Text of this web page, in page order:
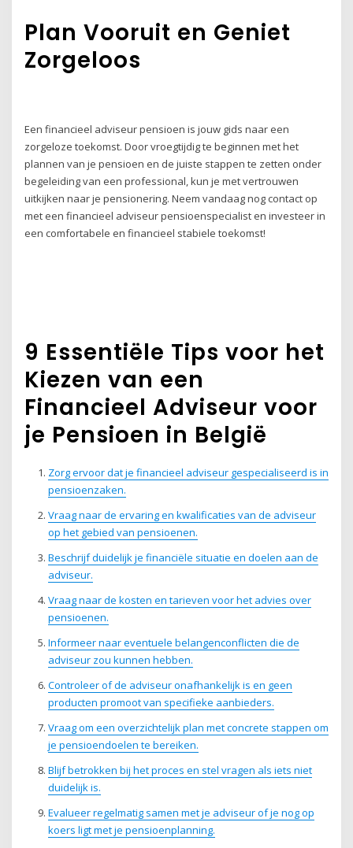
Plan Vooruit en Geniet
Zorgeloos
Een financieel adviseur pensioen is jouw gids naar een
zorgeloze toekomst. Door vroegtijdig te beginnen met het
plannen van je pensioen en de juiste stappen te zetten onder
begeleiding van een professional, kun je met vertrouwen
uitkijken naar je pensionering. Neem vandaag nog contact op
met een financieel adviseur pensioenspecialist en investeer in
een comfortabele en financieel stabiele toekomst!
9 Essentiële Tips voor het
Kiezen van een
Financieel Adviseur voor
je Pensioen in België
Zorg ervoor dat je financieel adviseur gespecialiseerd is in
pensioenzaken.
Vraag naar de ervaring en kwalificaties van de adviseur
op het gebied van pensioenen.
Beschrijf duidelijk je financiële situatie en doelen aan de
adviseur.
Vraag naar de kosten en tarieven voor het advies over
pensioenen.
Informeer naar eventuele belangenconflicten die de
adviseur zou kunnen hebben.
Controleer of de adviseur onafhankelijk is en geen
producten promoot van specifieke aanbieders.
Vraag om een overzichtelijk plan met concrete stappen om
je pensioendoelen te bereiken.
Blijf betrokken bij het proces en stel vragen als iets niet
duidelijk is.
Evalueer regelmatig samen met je adviseur of je nog op
koers ligt met je pensioenplanning.